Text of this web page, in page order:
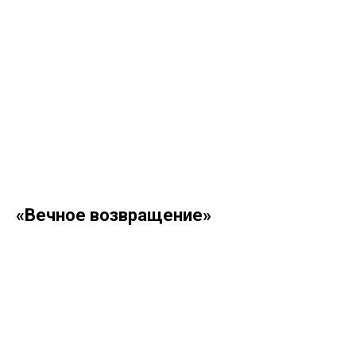
«Вечное возвращение»